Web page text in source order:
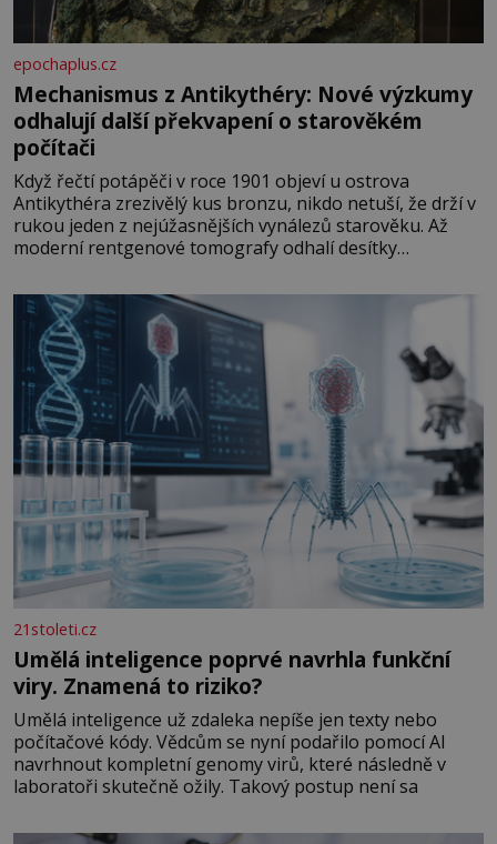
epochaplus.cz
Mechanismus z Antikythéry: Nové výzkumy
odhalují další překvapení o starověkém
počítači
Když řečtí potápěči v roce 1901 objeví u ostrova
Antikythéra zrezivělý kus bronzu, nikdo netuší, že drží v
rukou jeden z nejúžasnějších vynálezů starověku. Až
moderní rentgenové tomografy odhalí desítky
Antikythéry je dnes považován za nejstarší známý
analogový počítač na světě. Přesto ani po více než sto
letech výzkumu
21stoleti.cz
Umělá inteligence poprvé navrhla funkční
viry. Znamená to riziko?
Umělá inteligence už zdaleka nepíše jen texty nebo
počítačové kódy. Vědcům se nyní podařilo pomocí AI
navrhnout kompletní genomy virů, které následně v
laboratoři skutečně ožily. Takový postup není sa